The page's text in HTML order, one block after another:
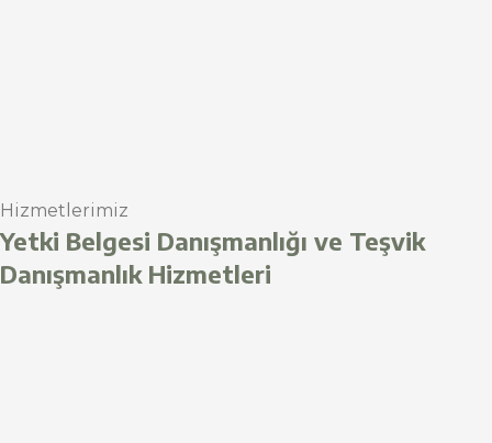
Hizmetlerimiz
Yetki Belgesi Danışmanlığı ve Teşvik
Danışmanlık Hizmetleri